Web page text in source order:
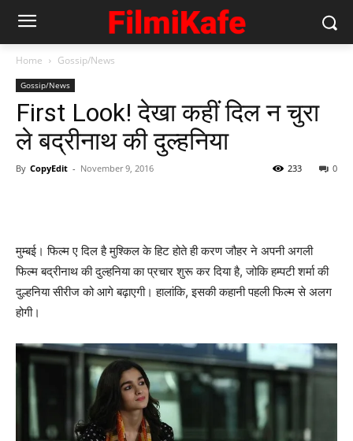
Home Gossip/News
Gossip/News
First Look! देखा कहीं दिल न चुरा
ले बद्रीनाथ की दुल्‍हनिया
By CopyEdit - November 9, 2016 0
233
मुम्‍बई। फिल्‍म ए दिल है मुश्‍किल के हिट होते ही करण जौहर ने अपनी अगली
फिल्‍म बद्रीनाथ की दुल्‍हनिया का प्रचार शुरू कर दिया है, जोकि हम्पटी शर्मा की
दुल्हनिया सीरीज को आगे बढ़ाएगी। हालांकि, इसकी कहानी पहली फिल्‍म से अलग
होगी।